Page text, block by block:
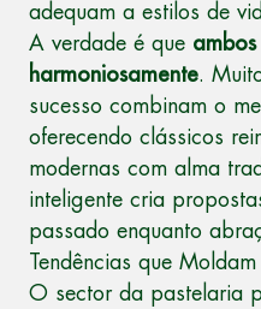
adequam a estilos de
A verdade é que
harmoniosamente.
sucesso combinam o
oferecendo clássicos
modernas com alma
inteligente cria
passado enquanto
Tendências que
O sector da pastelaria